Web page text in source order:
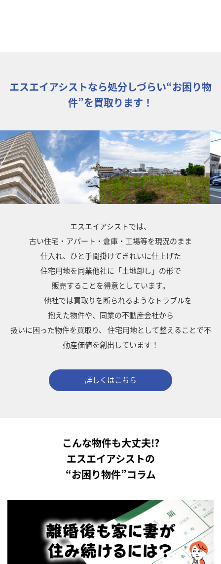
エスエイアシストなら処分しづらい“お困り物
件”を買取ります！
エスエイアシストでは、
古い住宅・アパート・倉庫・工場等を現況のまま
仕入れ、ひと手間掛けてきれいに仕上げた
住宅用地を同業他社に「土地卸し」の形で
販売することを得意としています。
他社では買取りを断られるようなトラブルを
抱えた物件や、同業の不動産会社から
扱いに困った物件を買取り、
住宅用地として整えることで不
動産価値を創出しています！
詳しくはこちら
こんな物件も大丈夫!?
エスエイアシストの
“お困り物件”コラム